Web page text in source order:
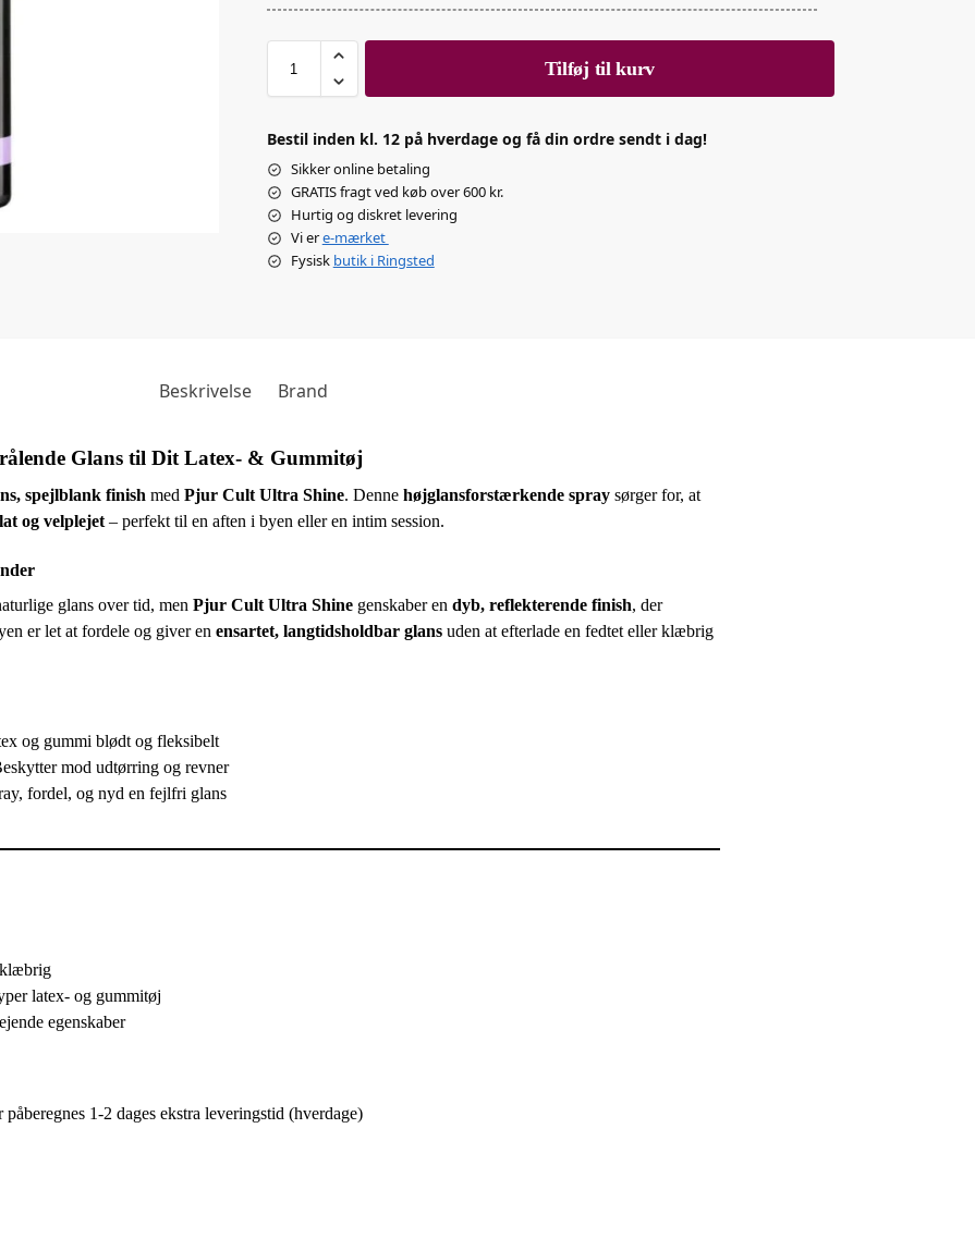
Tilføj til kurv
Bestil inden kl. 12 på hverdage og få din ordre sendt i dag!
Sikker online betaling
GRATIS fragt ved køb over 600 kr.
Hurtig og diskret levering
Vi ere-mærket
Fysisk butik i Ringsted
Beskrivelse Brand
Glans til Dit Latex- & Gummitøj
spejlblank finish med Pjur Cult Ultra Shine. Denne højglansforstærkende spraysørger for, at
og velplejet– perfekt til en aften i byen eller en intim session.
glans over tid, men Pjur Cult Ultra Shinegenskaber en dyb, reflekterende finish, der
er let at fordele og giver en ensartet, langtidsholdbar glansuden at efterlade en fedtet eller klæbrig
og gummi blødt og fleksibelt
mod udtørring og revner
fordel, og nyd en fejlfri glans
klæbrig
latex- og gummitøj
egenskaber
1-2 dages ekstra leveringstid (hverdage)